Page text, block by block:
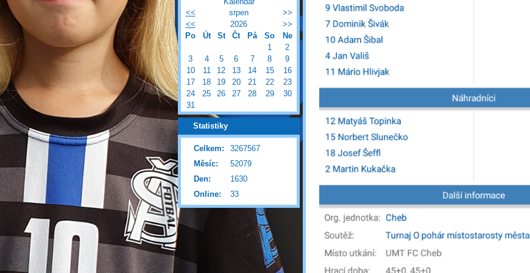
<<
srpen
>>
<<
2026
>>
Po
Út St Čt Pá So
Ne
1
2
3
4 5 6 7 8
9
10
11 12 13 14 15
16
17
18 19 20 21 22
23
24
25 26 27 28 29
30
31
Statistiky
Online: 33
Celkem:
3267567
Měsíc:
52079
Den:
1630